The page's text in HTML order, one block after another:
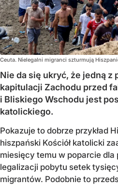
Ceuta. Nielegalni migranci szturmują
Nie da się ukryć, że jedną z
kapitulacji Zachodu przed
i Bliskiego Wschodu jest
katolickiego.
Pokazuje to dobrze przykład
hiszpański Kościół katolicki
miesięcy temu w poparcie dla
legalizacji pobytu setek
migrantów. Podobnie to